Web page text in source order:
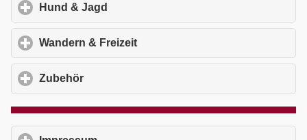
Hund & Jagd
Wandern & Freizeit
Zubehör